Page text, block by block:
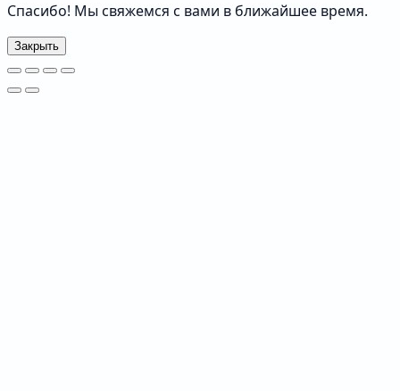
Спасибо! Мы свяжемся с вами в ближайшее время.
Закрыть